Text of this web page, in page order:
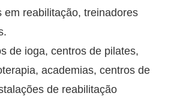
em reabilitação, treinadores
de ioga, centros de pilates,
academias, centros de
de reabilitação